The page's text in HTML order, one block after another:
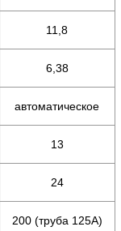
11,8
6,38
автоматическое
13
24
200 (труба 125A)